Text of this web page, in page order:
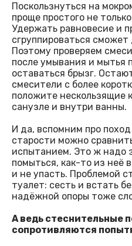
Поскользнуться на
проще простого не
Удержать равновесие и
сгруппироваться
Поэтому проверяем
после умывания и мытья
оставаться брызг.
смесители с более
положите нескользящие
санузле и внутри ванны.
И да, вспомним про
старости можно
испытанием. Это ж надо
помыться, как-то из неё
и не упасть. Проблемой
туалет: сесть и встать
надёжной опоры тоже
А ведь стеснительные
сопротивляются